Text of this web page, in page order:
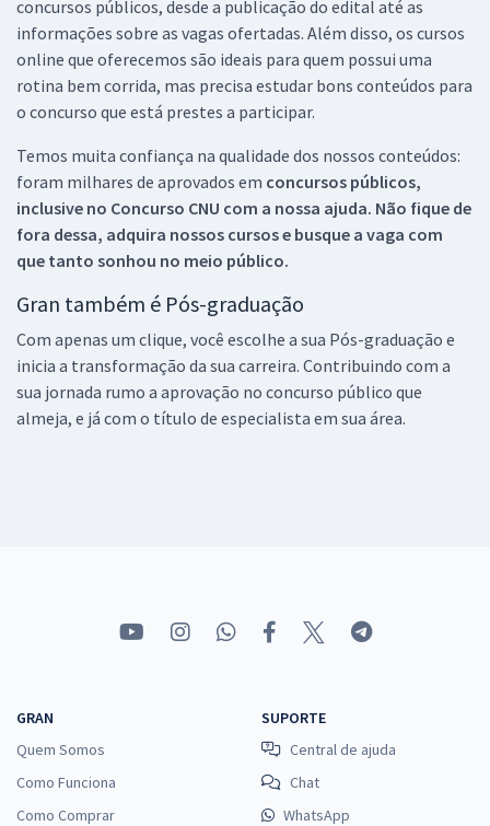
concursos públicos, desde a publicação do edital até as
informações sobre as vagas ofertadas. Além disso, os cursos
online que oferecemos são ideais para quem possui uma
rotina bem corrida, mas precisa estudar bons conteúdos para
o concurso que está prestes a participar.
Temos muita confiança na qualidade dos nossos conteúdos:
foram milhares de aprovados em concursos públicos,
inclusive no Concurso CNU com a nossa ajuda. Não fique de
fora dessa, adquira nossos cursos e busque a vaga com
que tanto sonhou no meio público.
Gran também é Pós-graduação
Com apenas um clique, você escolhe a sua Pós-graduação e
inicia a transformação da sua carreira. Contribuindo com a
sua jornada rumo a aprovação no concurso público que
almeja, e já com o título de especialista em sua área.
GRAN
Quem Somos
Como Funciona
Como Comprar
SUPORTE
Central de ajuda
Chat
WhatsApp